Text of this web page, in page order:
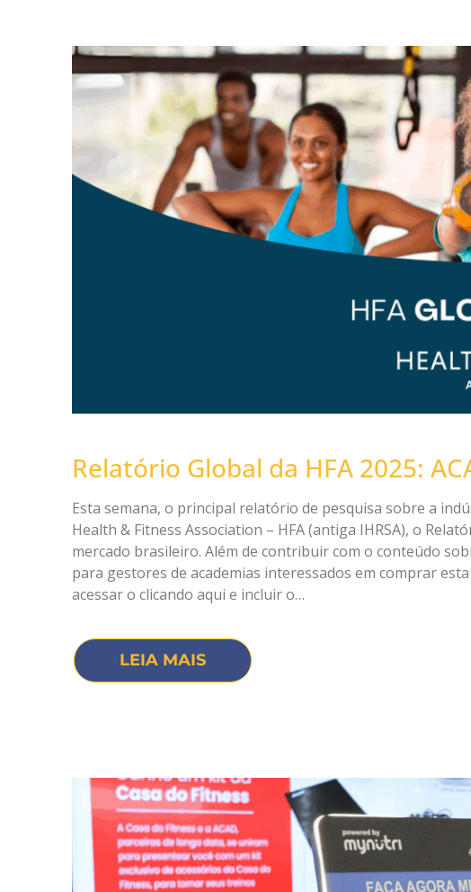
Relatório Global da HFA 2025:
Esta semana, o principal relatório de pesquisa sobre a
Health & Fitness Association – HFA (antiga IHRSA), o
mercado brasileiro. Além de contribuir com o conteúdo
para gestores de academias interessados em comprar
acessar o clicando aqui e incluir o…
LEIA MAIS